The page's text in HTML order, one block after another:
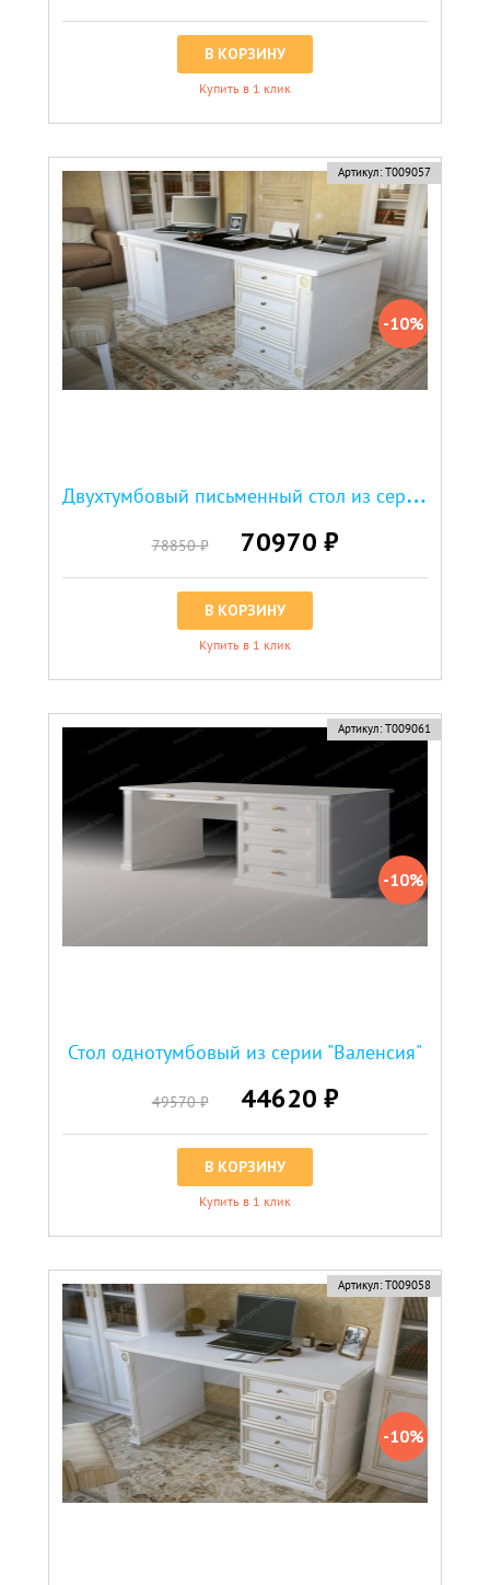
В КОРЗИНУ
Купить в 1 клик
скидка Артикул: Т009057
-10%
Д
вухтумбовый письменный стол из серии "Пальма"
78850 ₽ 70970 ₽
В КОРЗИНУ
Купить в 1 клик
скидка Артикул: Т009061
-10%
Стол однотумбовый из серии "Валенсия"
49570 ₽ 44620 ₽
В КОРЗИНУ
Купить в 1 клик
скидка Артикул: Т009058
-10%